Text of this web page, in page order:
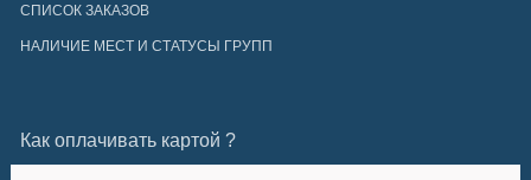
СПИСОК ЗАКАЗОВ
НАЛИЧИЕ МЕСТ И СТАТУСЫ ГРУПП
Как оплачивать картой ?